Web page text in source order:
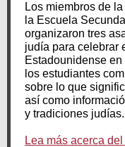
Los miembros de
la Escuela
organizaron tres
judía para celebrar
Estadounidense
los estudiantes
sobre lo que
así como
y tradiciones judías.
Lea más acerca